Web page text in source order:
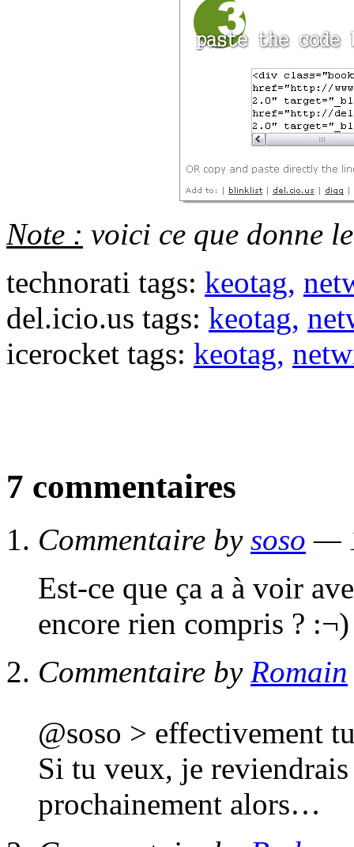
Note : voici ce que donne
technorati tags: keotag,
del.icio.us tags: keotag,
icerocket tags: keotag,
7 commentaires
Commentaire by soso —
Est-ce que ça a à voir
encore rien compris ? :¬)
Commentaire by Romain
@soso > effectivement
Si tu veux, je
prochainement alors…